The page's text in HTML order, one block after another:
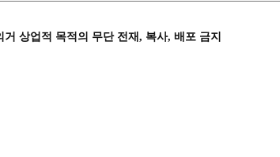
상업적 목적의 무단 전재, 복사, 배포 금지